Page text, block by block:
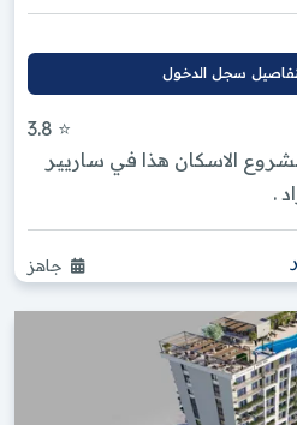
سجل الدخول
⭐ 3.8
الاسكان هذا في ساريير
.
جاهز